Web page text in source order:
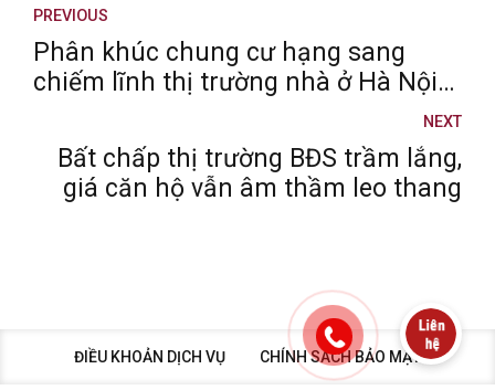
PREVIOUS
Phân khúc chung cư hạng sang
chiếm lĩnh thị trường nhà ở Hà Nội
NEXT
Bất chấp thị trường BĐS trầm lắng,
giá căn hộ vẫn âm thầm leo thang
ĐIỀU KHOẢN DỊCH VỤ CHÍNH SÁCH BẢO MẬT